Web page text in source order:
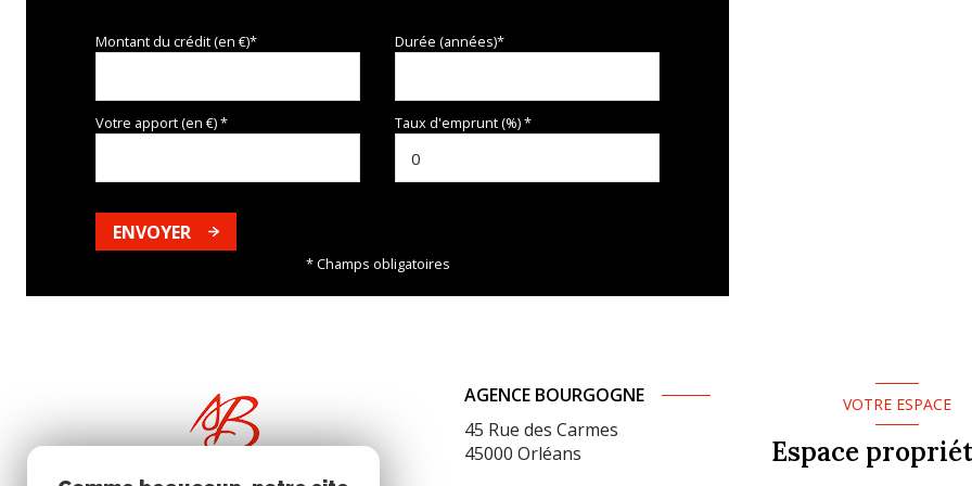
Montant du crédit (en €)* Durée (années)*
Votre apport (en €) * Taux d'emprunt (%) *
ENVOYER
* Champs obligatoires
AGENCE BOURGOGNE
45 Rue des Carmes
45000 Orléans
VOTRE ESPACE
Espace